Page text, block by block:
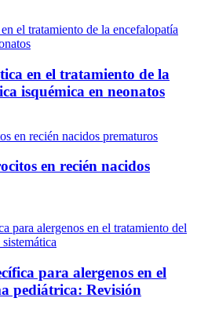
en el tratamiento de la
isquémica en neonatos
en recién nacidos
para alergenos en el
pediátrica: Revisión